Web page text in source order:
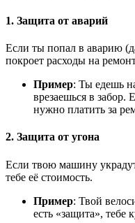
1. Защита от аварий
Если ты попал в аварию
покроет расходы на
Пример: Ты едешь
врезаешься в забор.
нужно платить за
2. Защита от угона
Если твою машину
тебе её стоимость.
Пример: Твой
есть «защита», тебе